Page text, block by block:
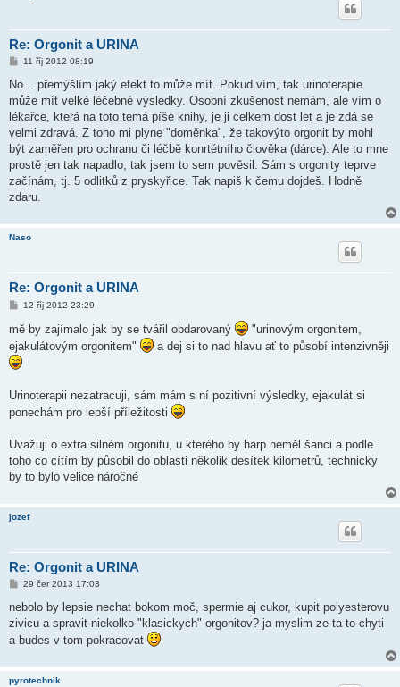
Re: Orgonit a URINA
P
í
s
p
ě
e
k
11 říj 2012 08:19
No... přemýšlím jaký efekt to může mít. Pokud vím, tak urinoterapie
může mít velké léčebné výsledky. Osobní zkušenost nemám, ale vím o
lékařce, která na toto temá píše knihy, je ji celkem dost let a je zdá se
velmi zdravá. Z toho mi plyne "doměnka", že takovýto orgonit by mohl
být zaměřen pro ochranu či léčbě konrtétního člověka (dárce). Ale to mne
prostě jen tak napadlo, tak jsem to sem pověsil. Sám s orgonity teprve
začínám, tj. 5 odlitků z pryskyřice. Tak napiš k čemu dojdeš. Hodně
zdaru.
Naso
Re: Orgonit a URINA
P
í
s
p
ě
v
k
12 říj 2012 23:29
mě by zajímalo jak by se tvářil obdarovaný
"urinovým orgonitem,
ejakulátovým orgonitem"
a dej si to nad hlavu ať to působí intenzivněji
Urinoterapii nezatracuji, sám mám s ní pozitivní výsledky, ejakulát si
ponechám pro lepší příležitosti
Uvažuji o extra silném orgonitu, u kterého by harp neměl šanci a podle
toho co cítím by působil do oblasti několik desítek kilometrů, technicky
by to bylo velice náročné
jozef
Re: Orgonit a URINA
P
í
p
ě
k
29 čer 2013 17:03
nebolo by lepsie nechat bokom moč, spermie aj cukor, kupit polyesterovu
zivicu a spravit niekolko "klasickych" orgonitov? ja myslim ze ta to chyti
a budes v tom pokracovat
pyrotechnik